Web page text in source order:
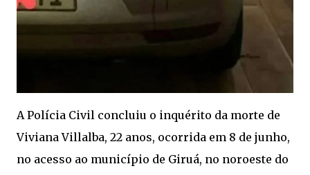
A Polícia Civil concluiu o inquérito da morte de
Viviana Villalba, 22 anos, ocorrida em 8 de junho,
no acesso ao município de Giruá, no noroeste do